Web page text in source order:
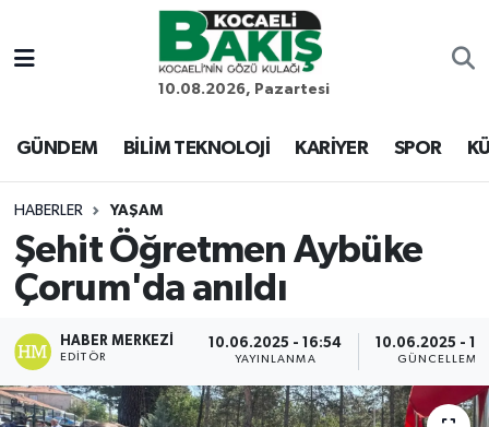
10.08.2026, Pazartesi
GÜNDEM BİLİM TEKNOLOJİ KARİYER SPOR
HABERLER YAŞAM
Şehit Öğretmen Aybüke
Çorum'da anıldı
HABER MERKEZI
EDITÖR
10.06.2025 - 16:54
YAYINLANMA
10.06.2025 -
GÜNCELLEME
Kocaeli Nöbetçi Eczaneler
Kocaeli Hava Durumu
Süper Lig Puan Durumu ve Fikstür
Tüm Manşetler
Son Dakika Haberleri
Haber Arşivi